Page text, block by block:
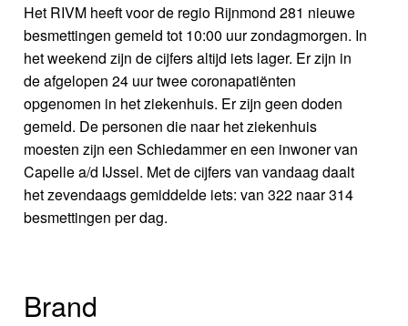
Het RIVM heeft voor de regio Rijnmond 281 nieuwe
besmettingen gemeld tot 10:00 uur zondagmorgen. In
het weekend zijn de cijfers altijd iets lager. Er zijn in
de afgelopen 24 uur twee coronapatiënten
opgenomen in het ziekenhuis. Er zijn geen doden
gemeld. De personen die naar het ziekenhuis
moesten zijn een Schiedammer en een inwoner van
Capelle a/d IJssel. Met de cijfers van vandaag daalt
het zevendaags gemiddelde iets: van 322 naar 314
besmettingen per dag.
Brand